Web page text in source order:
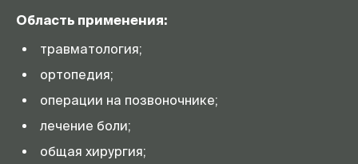
Область применения:
травматология;
ортопедия;
операции на позвоночнике;
лечение боли;
общая хирургия;